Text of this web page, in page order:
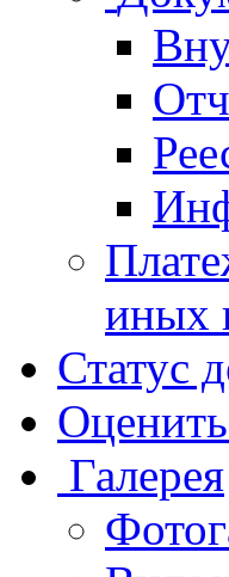
иных
Статус
Галерея